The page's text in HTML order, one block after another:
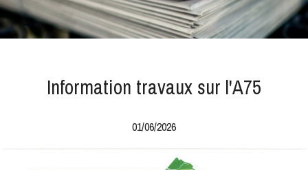
Information travaux sur l'A75
01/06/2026